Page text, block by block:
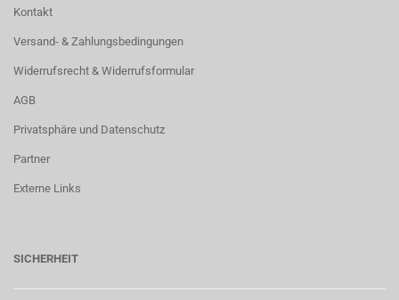
Kontakt
Versand- & Zahlungsbedingungen
Widerrufsrecht & Widerrufsformular
AGB
Privatsphäre und Datenschutz
Partner
Externe Links
SICHERHEIT